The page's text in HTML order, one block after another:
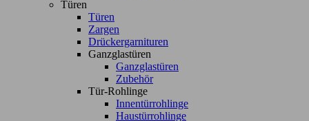
Türen
Türen
Zargen
Drückergarnituren
Ganzglastüren
Ganzglastüren
Zubehör
Tür-Rohlinge
Innentürrohlinge
Haustürrohlinge